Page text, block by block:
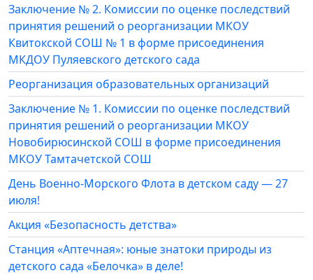
Заключение № 2. Комиссии по оценке последствий
принятия решений о реорганизации МКОУ
Квитокской СОШ № 1 в форме присоединения
МКДОУ Пуляевского детского сада
Реорганизация образовательных организаций
Заключение № 1. Комиссии по оценке последствий
принятия решений о реорганизации МКОУ
Новобирюсинской СОШ в форме присоединения
МКОУ Тамтачетской СОШ
День Военно-Морского Флота в детском саду — 27
июля!
Акция «Безопасность детства»
Станция «Аптечная»: юные знатоки природы из
детского сада «Белочка» в деле!